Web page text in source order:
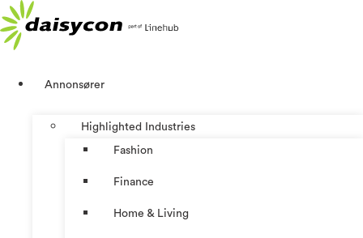
Skip
to
content
Annonsører
Highlighted Industries
Fashion
Finance
Home & Living